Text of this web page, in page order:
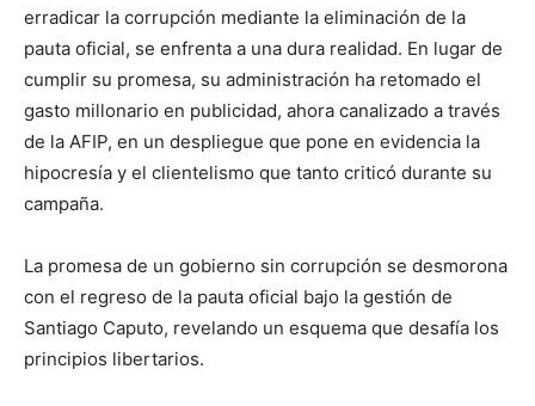
erradicar la corrupción mediante la eliminación de la
pauta oficial, se enfrenta a una dura realidad. En lugar de
cumplir su promesa, su administración ha retomado el
gasto millonario en publicidad, ahora canalizado a través
de la AFIP, en un despliegue que pone en evidencia la
hipocresía y el clientelismo que tanto criticó durante su
campaña.
La promesa de un gobierno sin corrupción se desmorona
con el regreso de la pauta oficial bajo la gestión de
Santiago Caputo, revelando un esquema que desafía los
principios libertarios.